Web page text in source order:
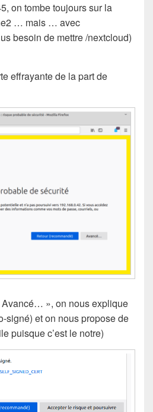
on tombe toujours sur la
… mais … avec
besoin de mettre /nextcloud)
effrayante de la part de
», on nous explique
signé) et on nous propose de
puisque c’est le notre)